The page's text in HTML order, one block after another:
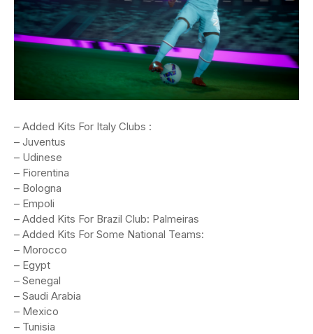
– Added Kits For Italy Clubs :
– Juventus
– Udinese
– Fiorentina
– Bologna
– Empoli
– Added Kits For Brazil Club: Palmeiras
– Added Kits For Some National Teams:
– Morocco
– Egypt
– Senegal
– Saudi Arabia
– Mexico
– Tunisia